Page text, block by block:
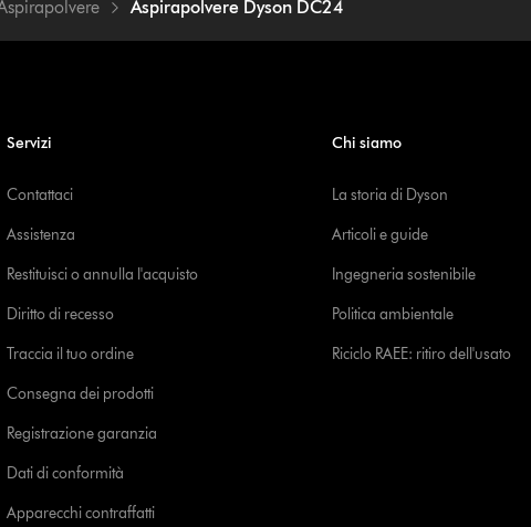
Aspirapolvere Dyson DC24
Servizi
Contattaci
Assistenza
Restituisci o annulla l'acquisto
Diritto di recesso
Traccia il tuo ordine
Consegna dei prodotti
Registrazione garanzia
Dati di conformità
Apparecchi contraffatti
Chi siamo
La storia di Dyson
Articoli e guide
Ingegneria sostenibile
Politica ambientale
Riciclo RAEE: ritiro dell'usato